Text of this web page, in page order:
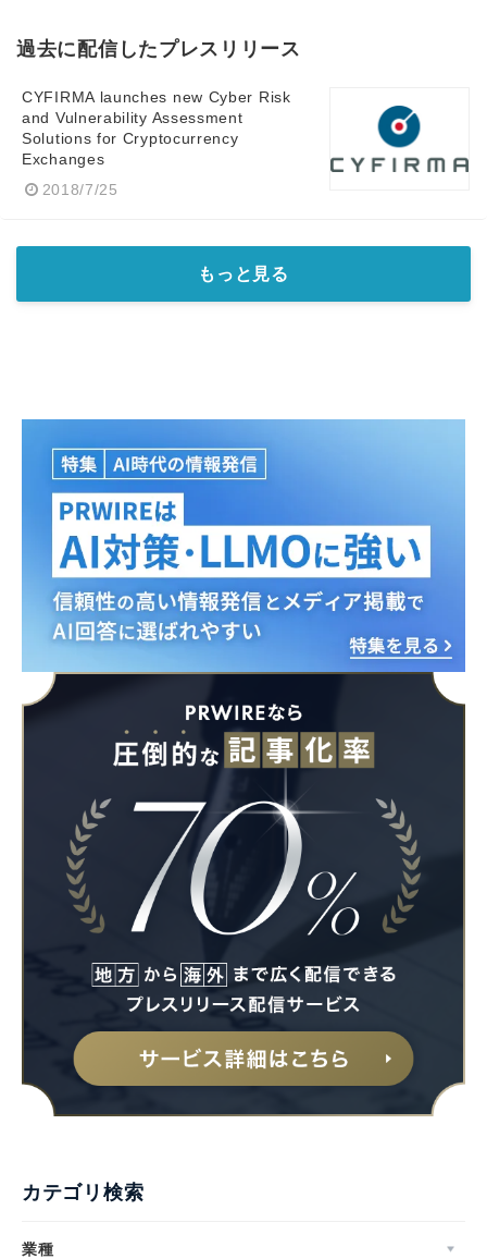
過去に配信したプレスリリース
CYFIRMA launches new Cyber Risk
and Vulnerability Assessment
Solutions for Cryptocurrency
Exchanges
2018/7/25
もっと見る
カテゴリ検索
業種